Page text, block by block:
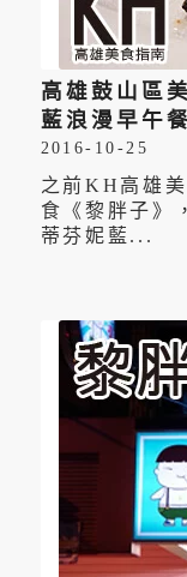
高雄鼓山區
藍浪漫早午
2016-10-25
之前KH高雄
食《黎胖子》
蒂芬妮藍...